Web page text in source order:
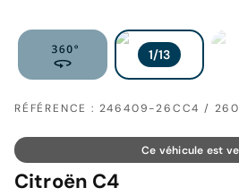
RÉFÉRENCE : 246409-26CC4 /
Ce véhicule est
Citroën C4